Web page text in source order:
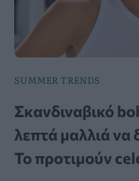
SUMMER TRENDS
Σκανδιναβικό
λεπτά μαλλιά να
Το προτιμούν